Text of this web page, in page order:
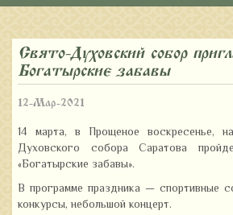
Свято-Духовский собор
«Богатырские забавы»
12-Мар-2021
14 марта, в Прощеное воскресенье,
Духовского собора Саратова
«Богатырские забавы».
В программе праздника — спортивные
конкурсы, небольшой концерт.